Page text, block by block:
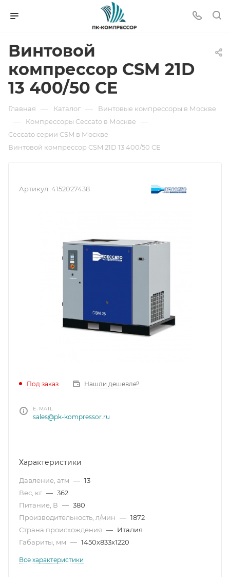
Винтовой
компрессор CSM 21D
13 400/50 CE
Главная — Каталог — Винтовые компрессоры в Москве
— Компрессоры Ceccato в Москве —
Ceccato серии CSM в Москве —
Винтовой компрессор CSM 21D 13 400/50 CE
Артикул: 4152027438
Под заказ Нашли дешевле?
E-MAIL
sales@pk-kompressor.ru
Характеристики
Давление, атм — 13
Вес, кг — 362
Питание, В — 380
Производительность, л/мин — 1872
Страна происхождения — Италия
Габариты, мм — 1450x833x1220
Все характеристики